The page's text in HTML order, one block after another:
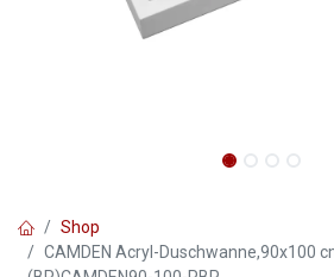
Shop
CAMDEN Acryl-Duschwanne,90x100